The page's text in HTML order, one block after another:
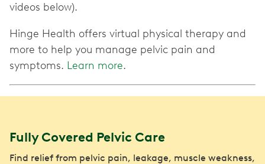
videos below).
Hinge Health offers virtual physical therapy and
more to help you manage pelvic pain and
symptoms. Learn more.
Fully Covered Pelvic Care
Find relief from pelvic pain, leakage, muscle weakness,